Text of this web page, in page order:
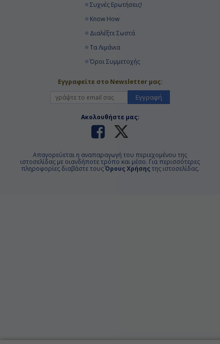
Συχνές Ερωτήσεις!
Know How
Διαλέξτε Σωστά
Τα Λιμάνια
Όροι Συμμετοχής
Εγγραφείτε στο Newsletter μας:
Εγγραφή
Ακολουθήστε μας:
Απαγορεύεται η αναπαραγωγή του περιεχομένου της
ιστοσελίδας με οιανδήποτε τρόπο και μέσο. Για περισσότερες
πληροφορίες διαβάστε τουςΌρους Χρήσης της ιστοσελίδας.